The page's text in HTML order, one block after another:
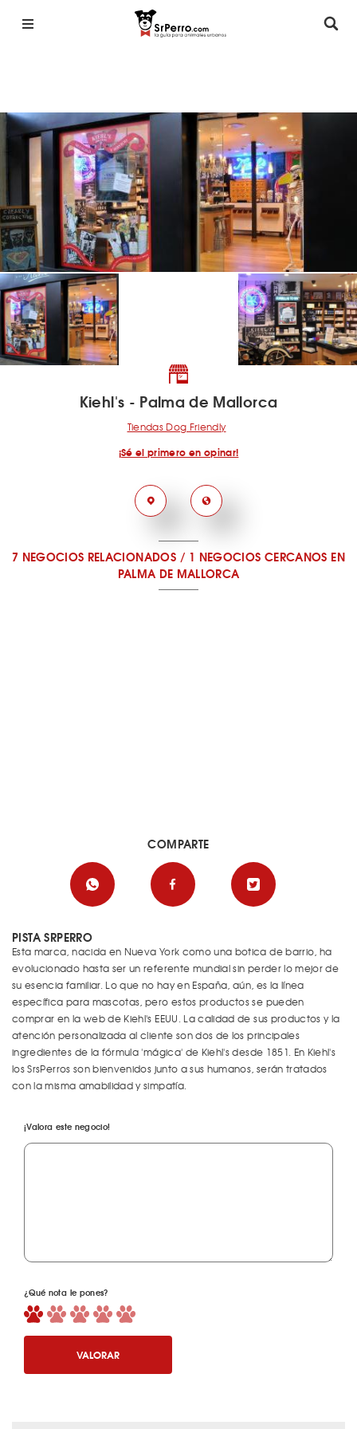
Kiehl's - Palma de Mallorca
Tiendas Dog Friendly
¡Sé el primero en opinar!
7 NEGOCIOS RELACIONADOS/ 1 NEGOCIOS CERCANOS EN
PALMA DE MALLORCA
PISTA SRPERRO
Esta marca, nacida en Nueva York como una botica de barrio, ha
evolucionado hasta ser un referente mundial sin perder lo mejor de
su esencia familiar. Lo que no hay en España, aún, es la línea
específica para mascotas, pero estos productos se pueden
comprar en la web de Kiehl's EEUU. La calidad de sus productos y la
atención personalizada al cliente son dos de los principales
ingredientes de la fórmula 'mágica' de Kiehl's desde 1851. En Kiehl's
los SrsPerros son bienvenidos junto a sus humanos, serán tratados
con la misma amabilidad y simpatía.
¡Valora este negocio!
¿Qué nota le pones?
VALORAR
COMPARTE